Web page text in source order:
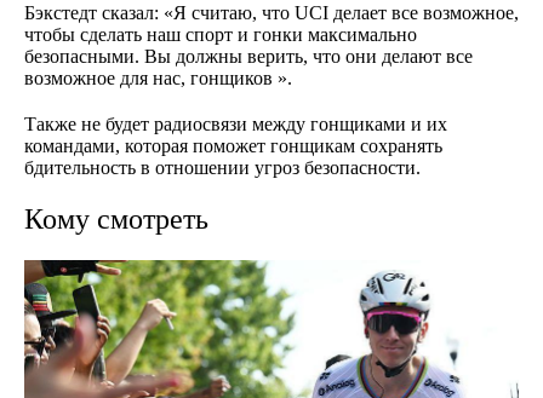
Бэкстедт сказал: «Я считаю, что UCI делает все возможное,
чтобы сделать наш спорт и гонки максимально
безопасными. Вы должны верить, что они делают все
возможное для нас, гонщиков ».
Также не будет радиосвязи между гонщиками и их
командами, которая поможет гонщикам сохранять
бдительность в отношении угроз безопасности.
Кому смотреть